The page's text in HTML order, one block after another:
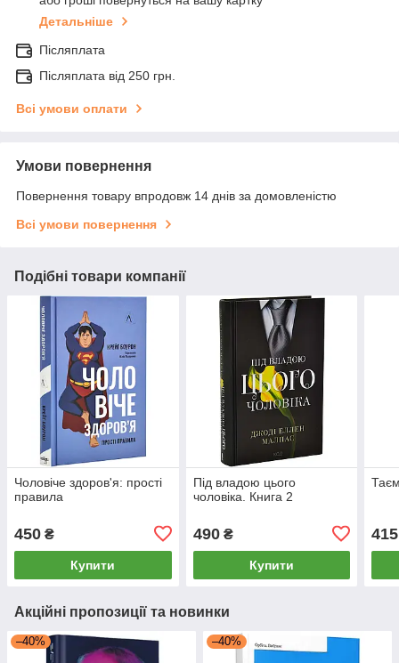
Детальніше
Післяплата
Післяплата від 250 грн.
Всі умови оплати
Умови повернення
Повернення товару впродовж 14 днів за домовленістю
Всі умови повернення
Подібні товари компанії
Чоловіче здоров'я: прості
правила
450 ₴
Купити
Під владою цього
чоловіка. Книга 2
490₴
Купити
415
Акційні пропозиції та новинки
–40% –40%